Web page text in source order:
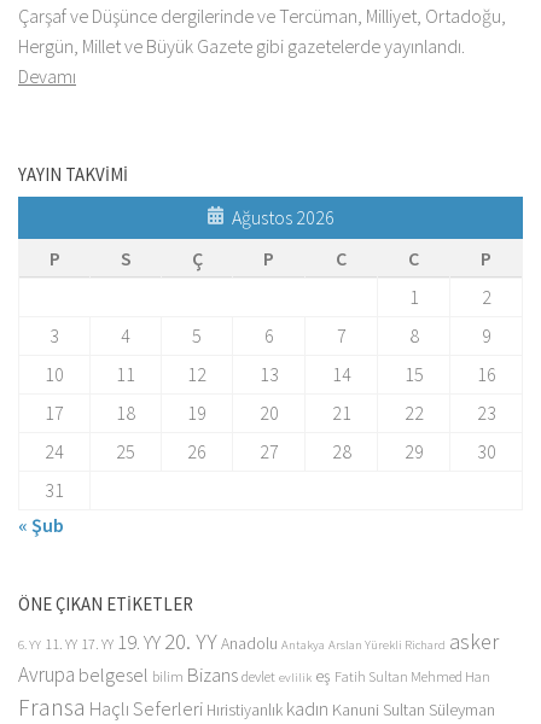
Çarşaf ve Düşünce dergilerinde ve Tercüman, Milliyet, Ortadoğu,
Hergün, Millet ve Büyük Gazete gibi gazetelerde yayınlandı.
Devamı
YAYIN TAKVİMİ
Ağustos 2026
P
S Ç P C C
P
1
2
3
4 5 6 7 8
9
10
11 12 13 14 15
16
17
18 19 20 21 22
23
24
25 26 27 28 29
30
31
« Şub
ÖNE ÇIKAN ETİKETLER
6. YY 11. YY 17. YY 19. YY20. YYAnadolu Antakya Arslan Yürekli Richard asker
Avrupa belgesel bilim Bizans devlet evlilik eş Fatih Sultan Mehmed Han
Fransa Haçlı Seferleri Hıristiyanlık kadın Kanuni Sultan Süleyman